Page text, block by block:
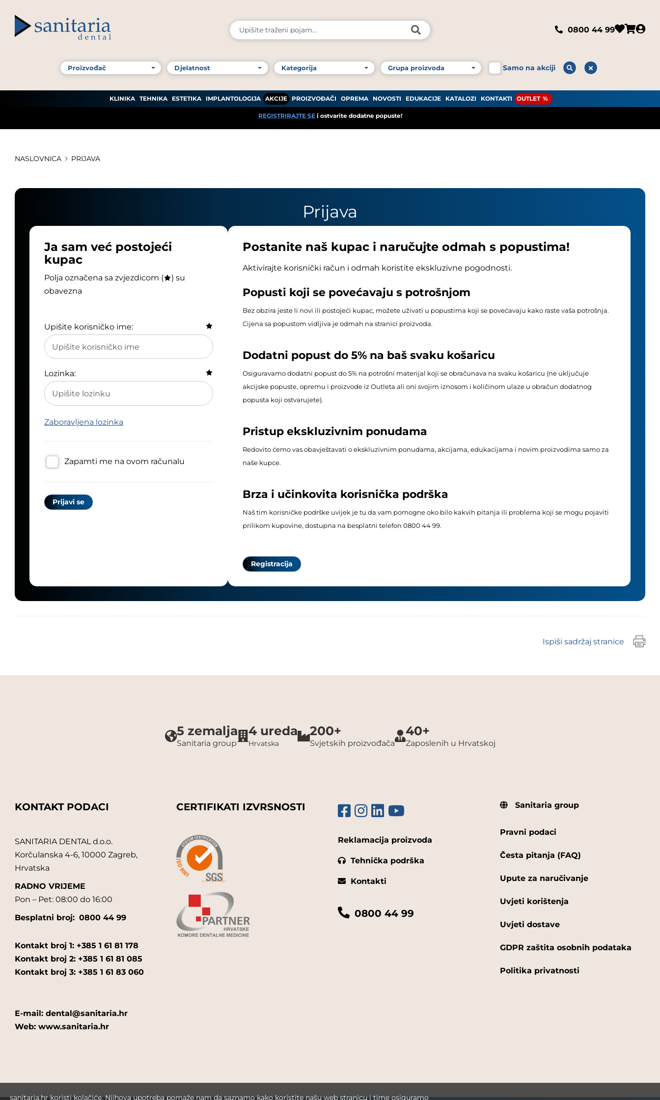
0800 44 99
Samo na akciji
KLINIKA TEHNIKA ESTETIKA IMPLANTOLOGIJA AKCIJE PROIZVOĐAČI OPREMA NOVOSTI EDUKACIJE KATALOZI KONTAKTI OUTLET
REGISTRIRAJTE SEi ostvarite dodatne popuste!
NASLOVNICA PRIJAVA
Prijava
Ja sam već postojeći
kupac
Polja označena sa zvjezdicom (
) su
obavezna
Upišite korisničko ime:
Lozinka:
Zaboravljena lozinka
Zapamti me na ovom računalu
Postanite naš kupac i naručujte odmah s popustima!
Aktivirajte korisnički račun i odmah koristite ekskluzivne pogodnosti.
Popusti koji se povećavaju s potrošnjom
Bez obzira jeste li novi ili postojeći kupac, možete uživati u popustima koji se povećavaju kako raste vaša potrošnja.
Cijena sa popustom vidljiva je odmah na stranici proizvoda.
Dodatni popust do 5% na baš svaku košaricu
Osiguravamo dodatni popust do 5% na potrošni materijal koji se obračunava na svaku košaricu (ne uključuje
akcijske popuste, opremu i proizvode iz Outleta ali oni svojim iznosom i količinom ulaze u obračun dodatnog
popusta koji ostvarujete).
Pristup ekskluzivnim ponudama
Redovito ćemo vas obavještavati o ekskluzivnim ponudama, akcijama, edukacijama i novim proizvodima samo za
naše kupce.
Brza i učinkovita korisnička podrška
Naš tim korisničke podrške uvijek je tu da vam pomogne oko bilo kakvih pitanja ili problema koji se mogu pojaviti
prilikom kupovine, dostupna na besplatni telefon 0800 44 99.
Registracija
Ispiši sadržaj stranice
5 zemalja
Sanitaria group
4 ureda
Hrvatska
200+
Svjetskih proizvođača
40+
Zaposlenih u Hrvatskoj
KONTAKT PODACI
SANITARIA DENTAL d.o.o.
Korčulanska 4-6, 10000 Zagreb,
Hrvatska
RADNO VRIJEME
Pon – Pet: 08:00 do 16:00
Besplatni broj: 0800 44 99
Kontakt broj 1: +385 1 61 81 178
Kontakt broj 2: +385 1 61 81 085
Kontakt broj 3: +385 1 61 83 060
E-mail: dental@sanitaria.hr
Web: www.sanitaria.hr
CERTIFIKATI IZVRSNOSTI
Reklamacija proizvoda
Tehnička podrška
Kontakti
0800 44 99
Sanitaria group
Pravni podaci
Česta pitanja (FAQ)
Upute za naručivanje
Uvjeti korištenja
Uvjeti dostave
GDPR zaštita osobnih podataka
Politika privatnosti
sanitaria.hr koristi kolačiće. Njihova upotreba pomaže nam da saznamo kako koristite našu web stranicu i time osiguramo